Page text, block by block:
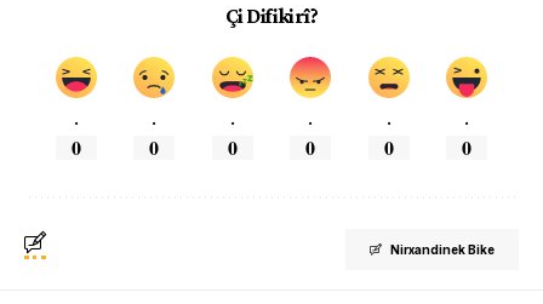
Çi Difikirî?
.
0
.
0
.
0
.
0
.
0
.
0
Nirxandinek Bike